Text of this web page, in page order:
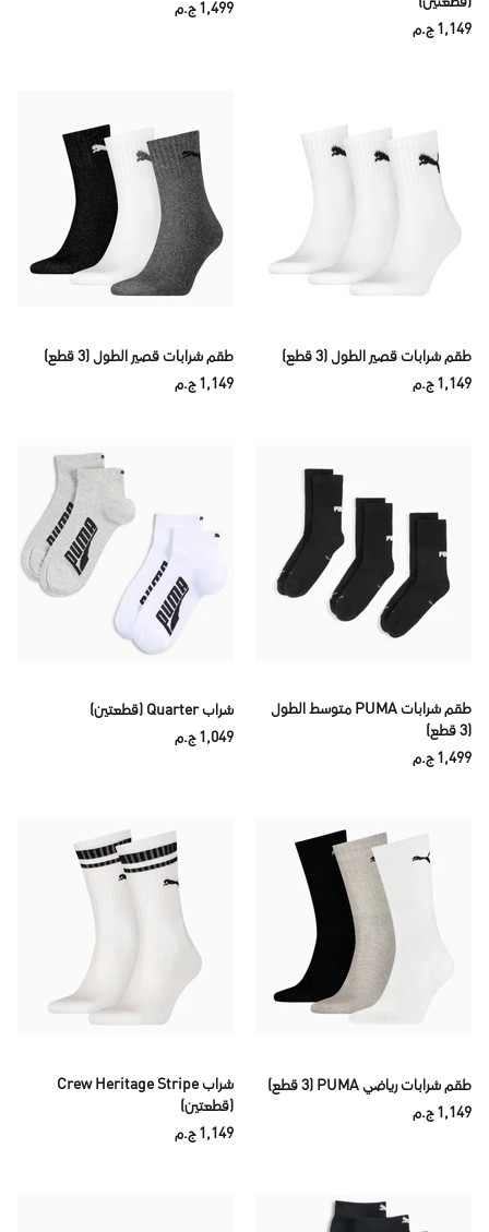
1,149 ج.م
1,499 ج.م
طقم شرابات قصير الطول (3 قطع)
1,149 ج.م
طقم شرابات قصير الطول (3 قطع)
1,149 ج.م
طقم شرابات PUMA متوسط الطول
(3 قطع)
1,499 ج.م
شراب Quarter (قطعتين)
1,049 ج.م
طقم شرابات رياضي PUMA (3 قطع)
1,149 ج.م
شراب Crew Heritage Stripe
(قطعتين)
1,149 ج.م